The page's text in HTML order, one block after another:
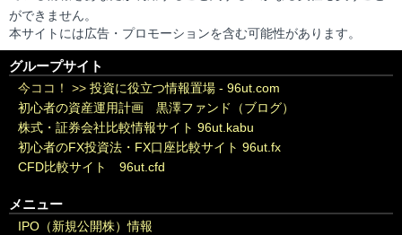
ができません。
本サイトには広告・プロモーションを含む可能性があります。
グループサイト
今ココ！ >> 投資に役立つ情報置場 - 96ut.com
初心者の資産運用計画 黒澤ファンド（ブログ）
株式・証券会社比較情報サイト 96ut.kabu
初心者のFX投資法・FX口座比較サイト 96ut.fx
CFD比較サイト 96ut.cfd
メニュー
IPO（新規公開株）情報